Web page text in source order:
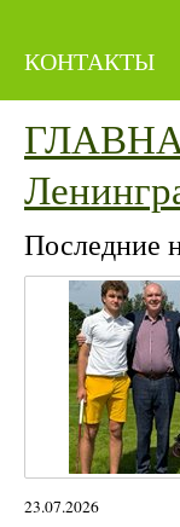
КОНТАКТЫ
Последние
23.07.2026